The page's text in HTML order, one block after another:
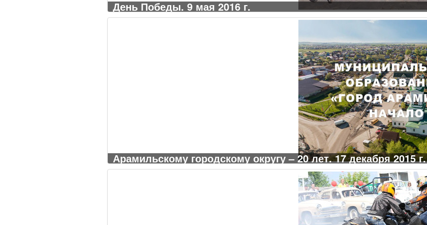
День Победы. 9 мая 2016 г.
Арамильскому городскому округу – 20 лет. 17 декабря 2015 г.